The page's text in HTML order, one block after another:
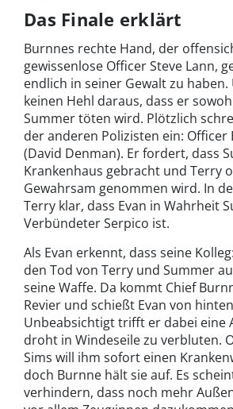
Das Finale erklärt
Burnnes rechte Hand, der
gewissenlose Officer Steve Lann,
endlich in seiner Gewalt zu
keinen Hehl daraus, dass er
Summer töten wird. Plötzlich
der anderen Polizisten ein: Officer
(David Denman). Er fordert, dass
Krankenhaus gebracht und Terry
Gewahrsam genommen wird. In
Terry klar, dass Evan in Wahrheit
Verbündeter Serpico ist.
Als Evan erkennt, dass seine
den Tod von Terry und Summer
seine Waffe. Da kommt Chief
Revier und schießt Evan von
Unbeabsichtigt trifft er dabei eine
droht in Windeseile zu verbluten.
Sims will ihm sofort einen
doch Burnne hält sie auf. Es
verhindern, dass noch mehr